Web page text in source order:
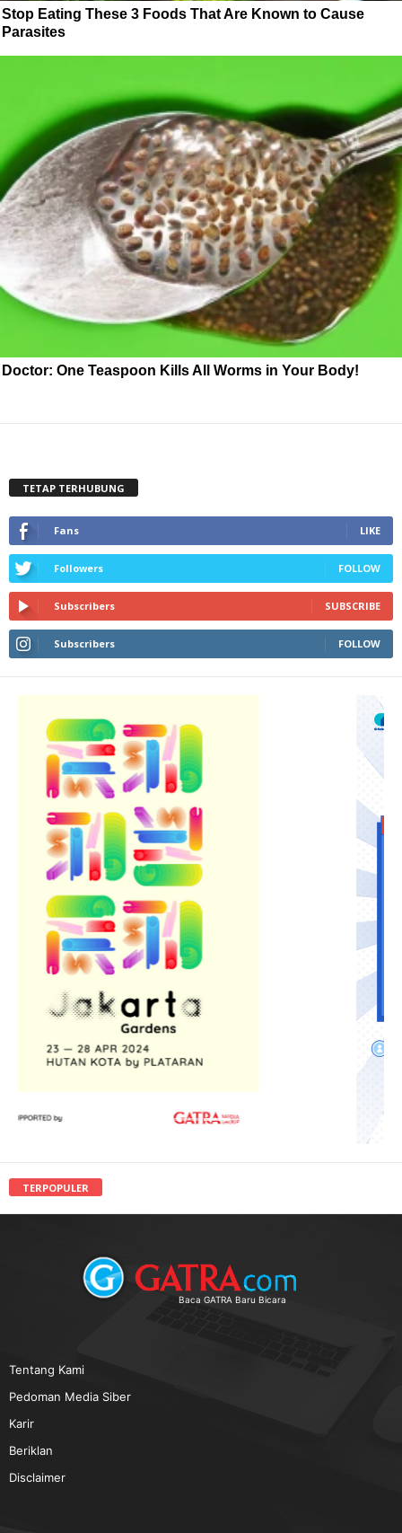
Stop Eating These 3 Foods That Are Known to Cause
Parasites
Doctor: One Teaspoon Kills All Worms in Your Body!
TETAP TERHUBUNG
Fans LIKE
Followers FOLLOW
Subscribers SUBSCRIBE
Subscribers FOLLOW
TERPOPULER
Baca GATRA Baru Bicara
Tentang Kami
Pedoman Media Siber
Karir
Beriklan
Disclaimer